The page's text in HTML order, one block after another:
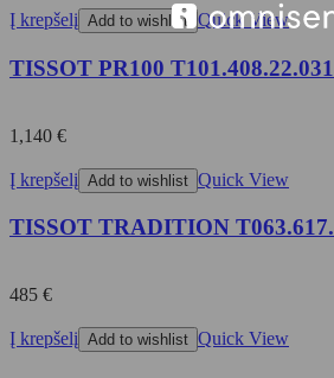
Į krepšelį Add to wishlist Quick View
TISSOT PR100
1,140 €
Į krepšelį Add to wishlist Quick View
TISSOT TRADITION
485 €
Į krepšelį Add to wishlist Quick View